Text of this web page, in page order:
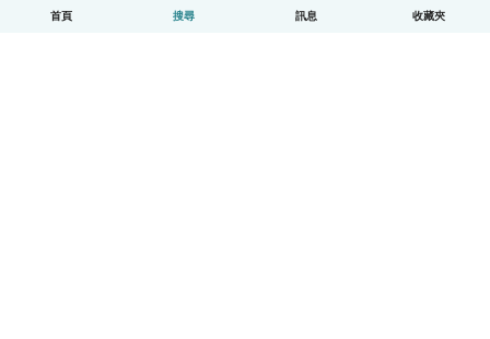
首頁 搜尋 訊息 收藏夾